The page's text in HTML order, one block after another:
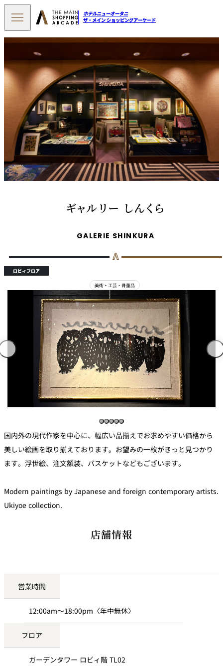
ホテルニューオータニ
ザ・メイン ショッピングアーケード
ギャルリー しんくら
GALERIE SHINKURA
ロビィフロア
美術・工芸・骨董品
国内外の現代作家を中心に、幅広い品揃えでお求めやすい価格から
美しい絵画を取り揃えております。お望みの一枚がきっと見つかり
ます。浮世絵、注文額装、バスケットなどもございます。
Modern paintings by Japanese and foreign contemporary artists.
Ukiyoe collection.
店舗情報
営業時間
12:00am～18:00pm〈年中無休〉
フロア
ガーデンタワー ロビィ階 TL02